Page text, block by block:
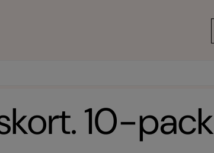
10-pack